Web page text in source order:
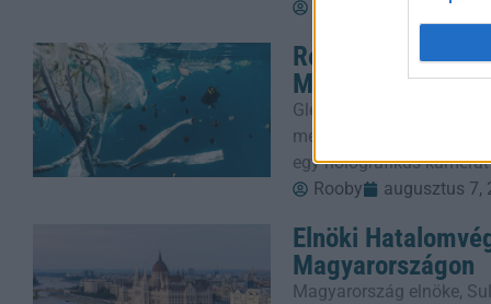
augusztus 7,
Robotteknológiai
Mikroműanyagok
Glen Young, a 16-year-
meg autonóm tengeri
egy holografikus
Rooby
augusztus 7,
Elnöki
Magyarországon
Magyarország elnöke,